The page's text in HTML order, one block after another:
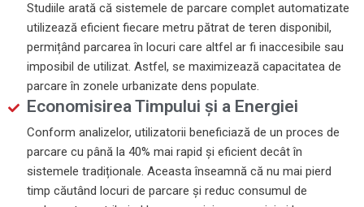
Studiile arată că sistemele de parcare complet automatizate
utilizează eficient fiecare metru pătrat de teren disponibil,
permițând parcarea în locuri care altfel ar fi inaccesibile sau
imposibil de utilizat. Astfel, se maximizează capacitatea de
parcare în zonele urbanizate dens populate.
Economisirea Timpului și a Energiei
Conform analizelor, utilizatorii beneficiază de un proces de
parcare cu până la 40% mai rapid și eficient decât în
sistemele tradiționale. Aceasta înseamnă că nu mai pierd
timp căutând locuri de parcare și reduc consumul de